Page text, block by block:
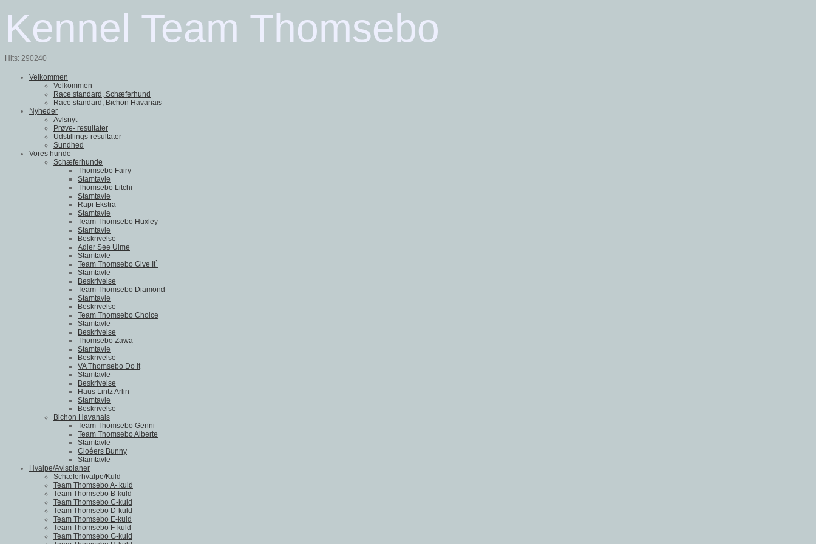
Kennel Team Thomsebo
Hits: 290240
Velkommen
Velkommen
Race standard, Schæferhund
Race standard, Bichon Havanais
Nyheder
Avlsnyt
Prøve- resultater
Udstillings-resultater
Sundhed
Vores hunde
Schæferhunde
Thomsebo Fairy
Stamtavle
Thomsebo Litchi
Stamtavle
Rapi Ekstra
Stamtavle
Team Thomsebo Huxley
Stamtavle
Beskrivelse
Adler See Ulme
Stamtavle
Team Thomsebo Give It`
Stamtavle
Beskrivelse
Team Thomsebo Diamond
Stamtavle
Beskrivelse
Team Thomsebo Choice
Stamtavle
Beskrivelse
Thomsebo Zawa
Stamtavle
Beskrivelse
VA Thomsebo Do It
Stamtavle
Beskrivelse
Haus Lintz Arlin
Stamtavle
Beskrivelse
Bichon Havanais
Team Thomsebo Genni
Team Thomsebo Alberte
Stamtavle
Cloéers Bunny
Stamtavle
Hvalpe/Avlsplaner
Schæferhvalpe/Kuld
Team Thomsebo A- kuld
Team Thomsebo B-kuld
Team Thomsebo C-kuld
Team Thomsebo D-kuld
Team Thomsebo E-kuld
Team Thomsebo F-kuld
Team Thomsebo G-kuld